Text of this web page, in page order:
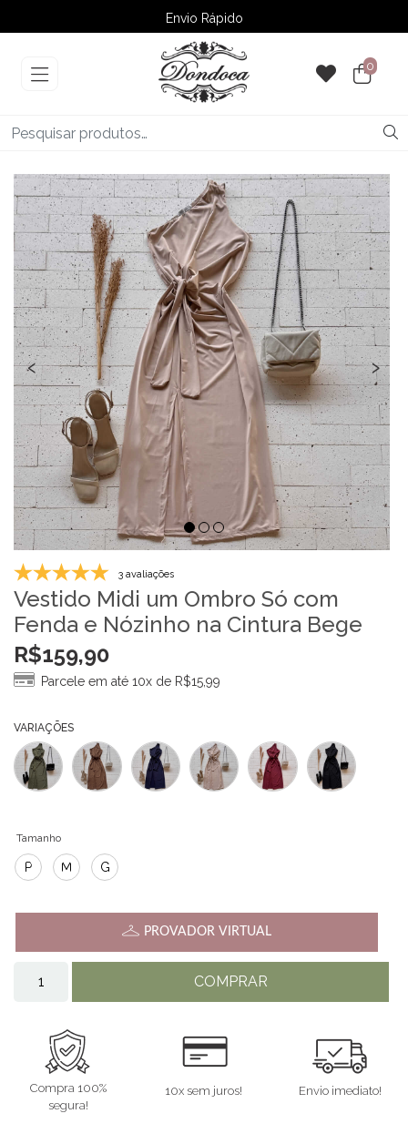
Envio Rápido
➚ Ofertas– Até 60% OFF
0
‹ ›
3 avaliações
Vestido Midi um Ombro Só com
Fenda e Nózinho na Cintura Bege
R$159,90
Parcele em até 10x de R$15,99
VARIAÇÕES
Tamanho
P M G
PROVADOR VIRTUAL
COMPRAR
Compra 100%
segura!
10x sem juros! Envio imediato!